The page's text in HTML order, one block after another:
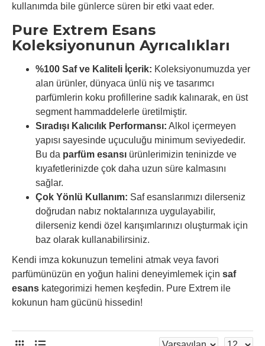
kullanımda bile günlerce süren bir etki vaat eder.
Pure Extrem Esans
Koleksiyonunun Ayrıcalıkları
%100 Saf ve Kaliteli İçerik: Koleksiyonumuzda yer
alan ürünler, dünyaca ünlü niş ve tasarımcı
parfümlerin koku profillerine sadık kalınarak, en üst
segment hammaddelerle üretilmiştir.
Sıradışı Kalıcılık Performansı: Alkol içermeyen
yapısı sayesinde uçuculuğu minimum seviyededir.
Bu da parfüm esansı ürünlerimizin teninizde ve
kıyafetlerinizde çok daha uzun süre kalmasını
sağlar.
Çok Yönlü Kullanım: Saf esanslarımızı dilerseniz
doğrudan nabız noktalarınıza uygulayabilir,
dilerseniz kendi özel karışımlarınızı oluşturmak için
baz olarak kullanabilirsiniz.
Kendi imza kokunuzun temelini atmak veya favori
parfümünüzün en yoğun halini deneyimlemek için saf
esans kategorimizi hemen keşfedin. Pure Extrem ile
kokunun ham gücünü hissedin!